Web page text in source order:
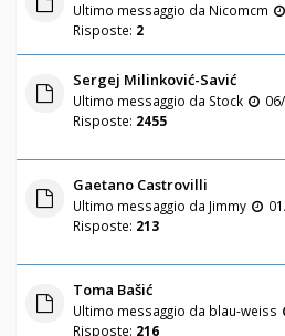
Ultimo messaggio da Nicomcm
Risposte: 2
Sergej Milinković-Savić
Ultimo messaggio da Stock
Risposte: 2455
Gaetano Castrovilli
Ultimo messaggio da Jimmy
Risposte: 213
Toma Bašić
Ultimo messaggio da blau-weiss
Risposte: 216